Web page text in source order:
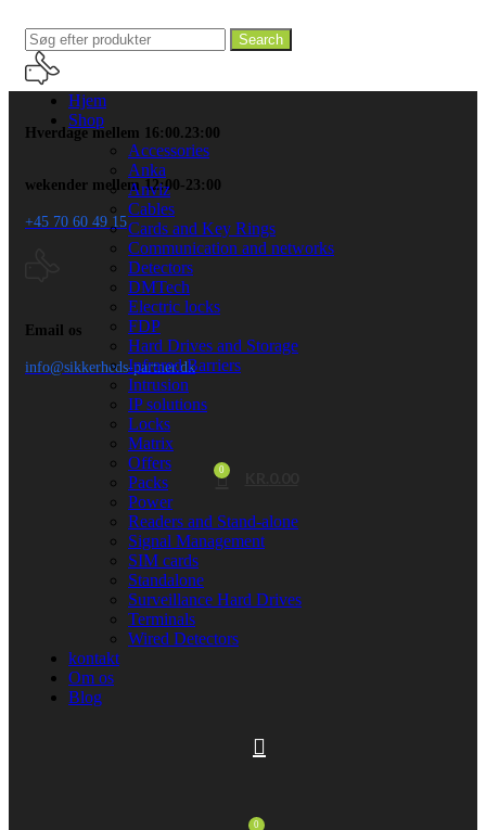
Search
Hverdage mellem 16:00.23:00
wekender mellem 12:00-23:00
+45 70 60 49 15
Email os
info@sikkerheds-partner.dk
0
Hjem
Shop
Accessories
Anka
Anviz
Cables
Cards and Key Rings
Communication and networks
Detectors
DMTech
Electric locks
FDP
Hard Drives and Storage
Infrared Barriers
Intrusion
IP solutions
Locks
Matrix
Offers
Packs
Power
Readers and Stand-alone
Signal Management
SIM cards
Standalone
Surveillance Hard Drives
Terminals
Wired Detectors
kontakt
Om os
Blog
0